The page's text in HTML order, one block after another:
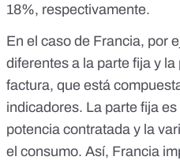
18%, respectivamente.
En el caso de Francia, por
diferentes a la parte fija y
factura, que está
indicadores. La parte fija
potencia contratada y la
el consumo. Así, Francia